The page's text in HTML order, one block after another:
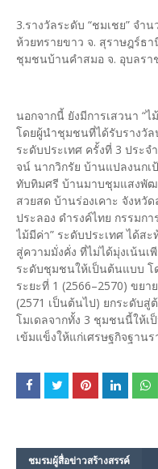
3.รางวัลระดับ “ชมเชย” จ
ห้วยทรายขาว จ. สุราษฎร์ธ
ชุมชนบ้านคำสมอ จ. อุบลรา
นอกจากนี้ ยังมีการเสวนา “
โดยผู้นําชุมชนที่ได้รับรางวั
ระดับประเทศ ครั้งที่ 3 ประจํ
จน์ นากวิกรัย บ้านแปลงนกเ
ทับทิมศรี บ้านมาบชุมแสงพัฒ
สวยสด บ้านร่องเคาะ จังหวั
ประลอง ดำรงค์ไทย กรรมก
ไม้มีค่า” ระดับประเทศ ได้
สู่ความมั่งคั่ง ที่ไม่ได้มุ่งเน้นเ
ระดับชุมชนให้เป็นต้นแบบ โ
ระยะที่ 1 (2566–2570) ขย
(2571 เป็นต้นไป) ยกระดับ
โมเดลจากทั้ง 3 ชุมชนนี้ให้เ
เข้มแข็งให้แก่เศรษฐกิจฐานร
ชมรม​ผู้สื่อข่าวสร้างสรรค์​